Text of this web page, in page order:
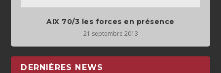
AIX 70/3 les forces en présence
21 septembre 2013
DERNIÈRES NEWS